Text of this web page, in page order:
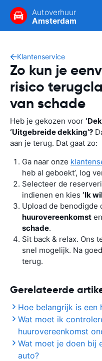
Autoverhuur
Amsterdam
Klantenservice
Zo kun je
risico
van schade
Heb je gekozen voor
‘Uitgebreide dekking’?
aan je terug. Dat gaat zo:
Ga naar onze
heb al geboekt’, log
Selecteer de
indienen en kies ‘Ik
Upload de benodigde
huurovereenkomst en
schade.
Sit back & relax. Ons
snel mogelijk. Na
terug.
Gerelateerde
Hoe belangrijk is een
Wat moet ik
huurovereenkomst
Wat moet je doen bij
auto?